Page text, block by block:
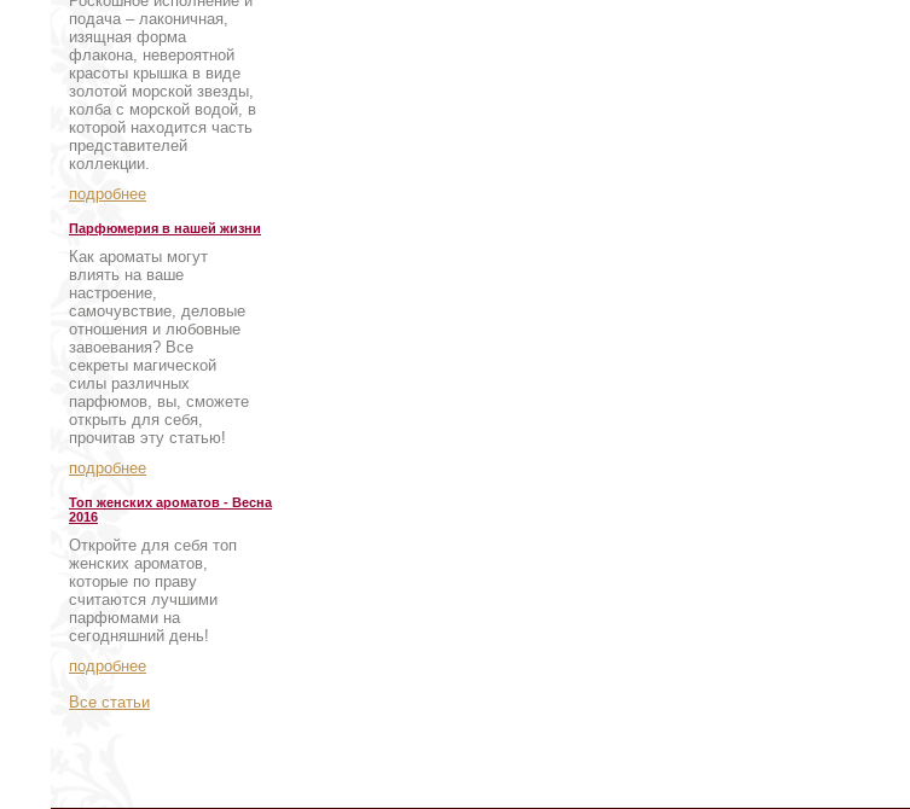
подача – лаконичная,
изящная форма
флакона, невероятной
красоты крышка в виде
золотой морской звезды,
колба с морской водой, в
которой находится часть
представителей
коллекции.
подробнее
Парфюмерия в нашей жизни
Как ароматы могут
влиять на ваше
настроение,
самочувствие, деловые
отношения и любовные
завоевания? Все
секреты магической
силы различных
парфюмов, вы, сможете
открыть для себя,
прочитав эту статью!
подробнее
Топ женских ароматов - Весна
2016
Откройте для себя топ
женских ароматов,
которые по праву
считаются лучшими
парфюмами на
сегодняшний день!
подробнее
Все статьи